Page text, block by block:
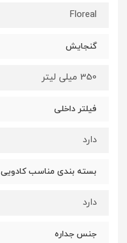
Floreal
گنجایش
350 میلی لیتر
فیلتر داخلی
دارد
بسته بندی مناسب کادویی
دارد
جنس جداره